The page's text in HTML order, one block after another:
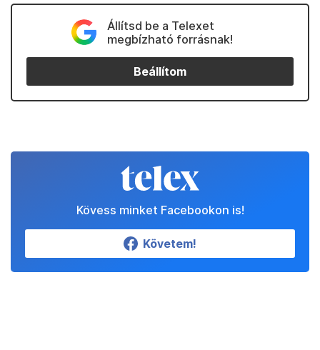
Állítsd be a Telexet
megbízható forrásnak!
Beállítom
Kövess minket Facebookon is!
Követem!